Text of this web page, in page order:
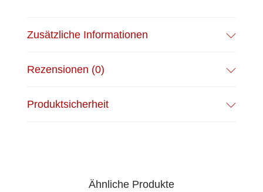
Zusätzliche Informationen
Rezensionen (0)
Produktsicherheit
Ähnliche Produkte